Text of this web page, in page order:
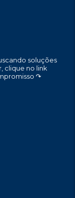
soluções
clique no link
↷